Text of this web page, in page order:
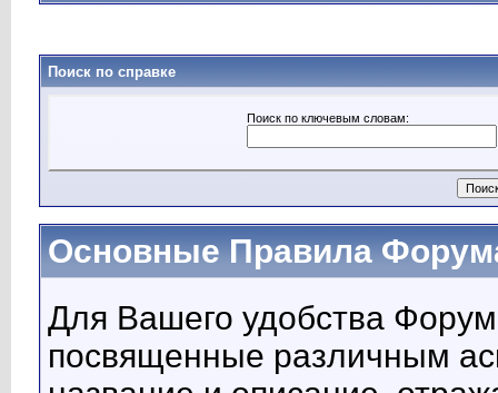
Поиск по справке
Поиск по ключевым словам:
Основные Правила
Для Вашего удобства
посвященные различным